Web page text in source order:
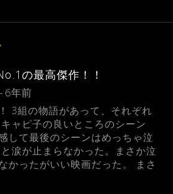
の最高傑作！！
- 6年前
3組の物語があって、それぞれ
ャピ子の良いところのシーン
して最後のシーンはめっちゃ泣
涙が止まらなかった。まさか泣
かったがいい映画だった。 まさ